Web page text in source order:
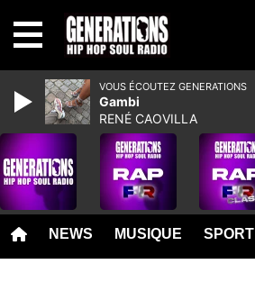
NEWS MUSIQUE SPORT
VOUS ÉCOUTEZ GENERATIONS
Gambi
RENÉ CAOVILLA